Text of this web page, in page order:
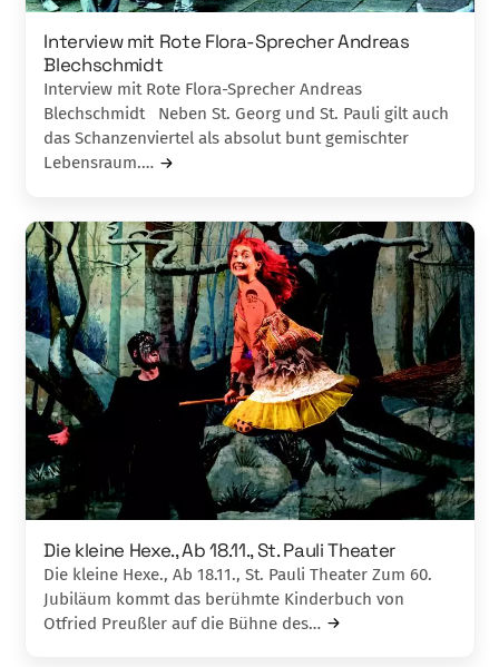
Interview mit Rote Flora-Sprecher Andreas
Blechschmidt
Interview mit Rote Flora-Sprecher Andreas
Blechschmidt Neben St. Georg und St. Pauli gilt auch
das Schanzenviertel als absolut bunt gemischter
Lebensraum.…
Die kleine Hexe., Ab 18.11., St. Pauli The­ater
Die kleine Hexe., Ab 18.11., St. Pauli The­ater Zum 60.
Jubiläum kommt das berühmte Kin­derbuch von
Otfried Preußler auf die Bühne des…